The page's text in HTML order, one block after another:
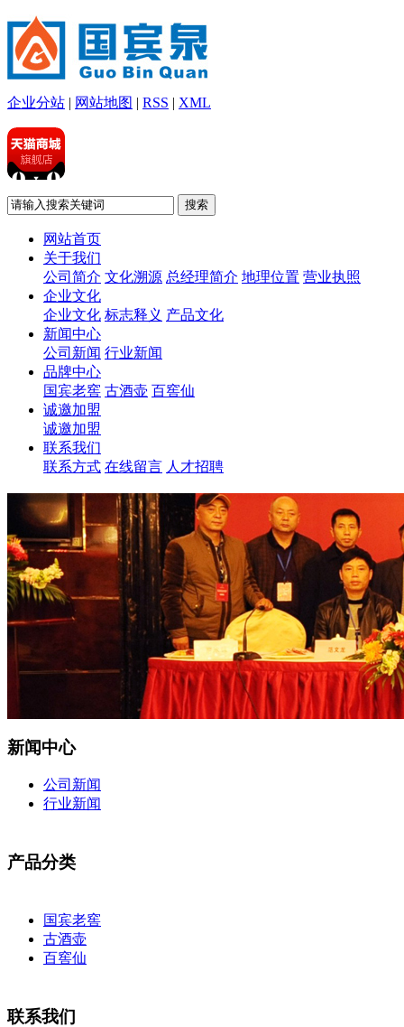
企业分站 | 网站地图 | RSS | XML
网站首页
关于我们
公司简介 文化溯源 总经理简介 地理位置 营业执照
企业文化
企业文化 标志释义 产品文化
新闻中心
公司新闻 行业新闻
品牌中心
国宾老窖 古酒壶 百窖仙
诚邀加盟
诚邀加盟
联系我们
联系方式 在线留言 人才招聘
新闻中心
公司新闻
行业新闻
产品分类
国宾老窖
古酒壶
百窖仙
联系我们